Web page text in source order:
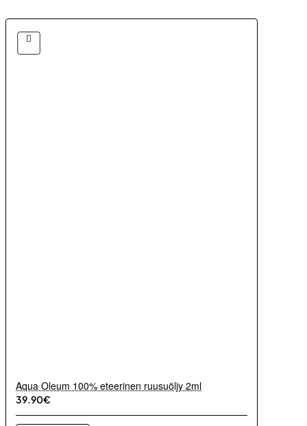
Aqua Oleum 100% eteerinen ruusuöljy 2ml
39.90€